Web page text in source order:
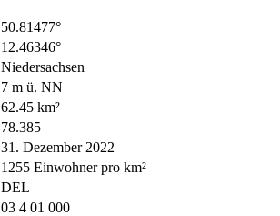
50.81477°
12.46346°
Niedersachsen
7 m ü. NN
62.45 km²
78.385
31. Dezember 2022
1255 Einwohner pro km²
DEL
03 4 01 000